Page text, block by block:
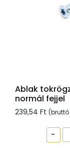
Ablak
normál fejjel
239,54 Ft (bruttó
-